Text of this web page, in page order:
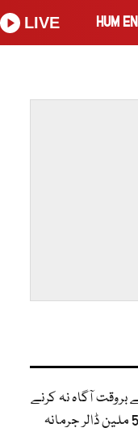
HUM
LIVE
آگاہ نہ کرنے